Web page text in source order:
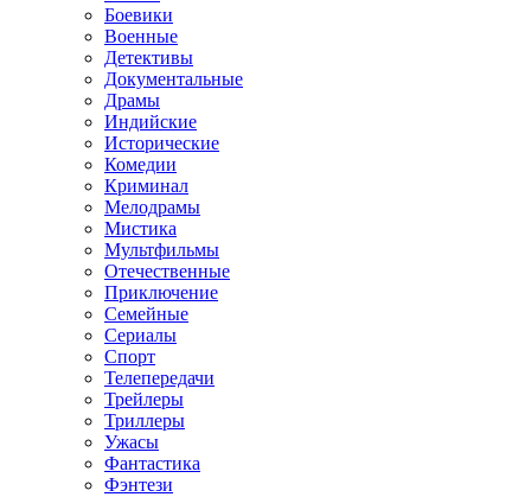
Боевики
Военные
Детективы
Документальные
Драмы
Индийские
Исторические
Комедии
Криминал
Мелодрамы
Мистика
Мультфильмы
Отечественные
Приключение
Семейные
Сериалы
Спорт
Телепередачи
Трейлеры
Триллеры
Ужасы
Фантастика
Фэнтези